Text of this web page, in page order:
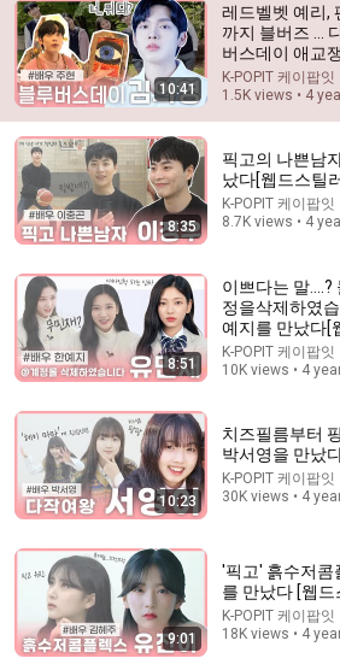
The Cold CEO Who Never Loved
His True Love and Showed Her Off
Aurora Tale Theatre
New
372K views
they...♥ [PLY OT] Blue Birthday - Ye
Hongseok(ENG)
PLAYLIST ORIGINALS 플레이리스트 오
10:41
레드벨벳 예리,
까지 블버즈 ... 다
버스데이 애교
만났다[웹드스
K-POPIT 케이팝잇
1.5K views • 4
8:35
픽고의 나쁜남
났다[웹드스틸
K-POPIT 케이팝잇
8.7K views • 4
8:51
이쁘다는 말
정을삭제하였
예지를 만났다[
K-POPIT 케이팝잇
10K views • 4
10:23
치즈필름부터
박서영을 만났
K-POPIT 케이팝잇
30K views • 4
9:01
'픽고' 흙수저콤
를 만났다 [웹드
K-POPIT 케이팝잇
18K views • 4